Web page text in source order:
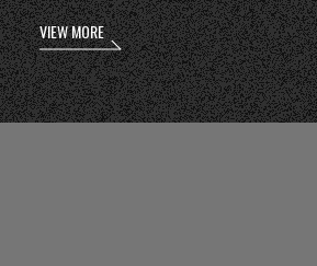
VIEW MORE